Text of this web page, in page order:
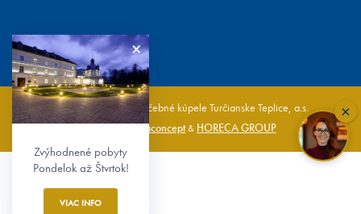
2023 © Slovenské liečebné kúpele Turčianske Teplice, a.s.
Dataconcept& HORECA GROUP
Zvýhodnené pobyty
Pondelok až Štvrtok!
VIAC INFO
×